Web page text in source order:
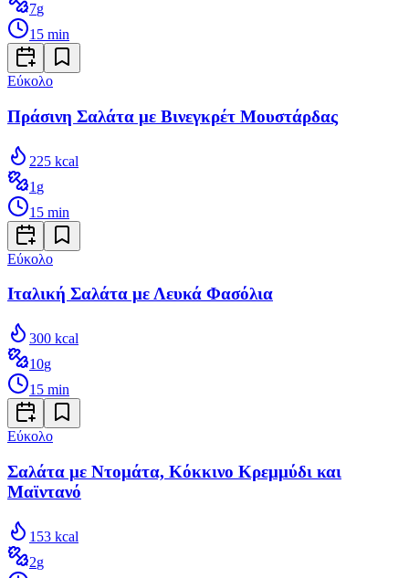
7g
15 min
Εύκολο
Πράσινη Σαλάτα με Βινεγκρέτ Μουστάρδας
225 kcal
1 g
15 min
Εύκολο
Ιταλική Σαλάτα με Λευκά Φασόλια
300 kcal
10g
15 min
Εύκολο
Σαλάτα με Ντομάτα, Κόκκινο Κρεμμύδι και
Μαϊντανό
153 kcal
2g